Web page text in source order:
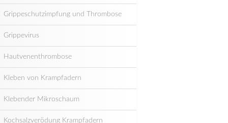
Grippeschutzimpfung und Thrombose
Grippevirus
Hautvenenthrombose
Kleben von Krampfadern
Klebender Mikroschaum
Kochsalzverödung Krampfadern